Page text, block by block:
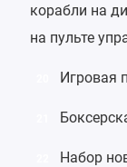
корабли на
на пульте
Игровая
Набор